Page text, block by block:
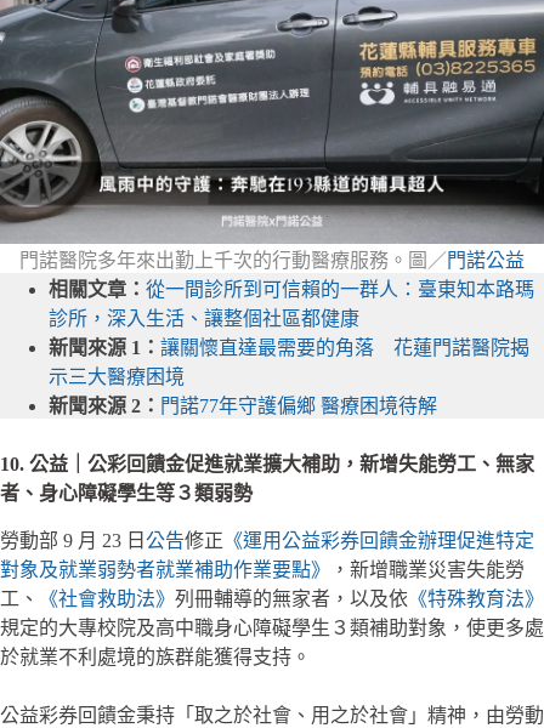
門諾醫院多年來出勤上千次的行動醫療服務。圖／門諾公益
相關文章： 從一間診所到可信賴的一群人：臺東知本路瑪
診所，深入生活、讓整個社區都健康
新聞來源 1： 讓關懷直達最需要的角落 花蓮門諾醫院揭
示三大醫療困境
新聞來源 2： 門諾77年守護偏鄉 醫療困境待解
10. 公益｜公彩回饋金促進就業擴大補助，新增失能勞工、無家
者、身心障礙學生等３類弱勢
勞動部 9 月 23 日 公告修正 《運用公益彩券回饋金辦理促進特定
對象及就業弱勢者就業補助作業要點》
，新增職業災害失能勞
工、
《社會救助法》 列冊輔導的無家者，以及依 《特殊教育法》
規定的大專校院及高中職身心障礙學生３類補助對象，使更多處
於就業不利處境的族群能獲得支持。
公益彩券回饋金秉持「取之於社會、用之於社會」精神，由勞動